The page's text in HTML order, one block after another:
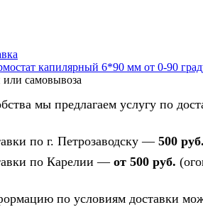
капилярный 6*90 мм от 0-90
или самовывоза
мы предлагаем услугу по
по г. Петрозаводску —500 руб.
по Карелии — от 500 руб.
по условиям доставки